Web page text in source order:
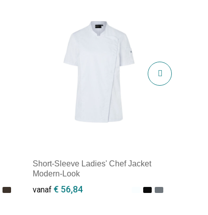
Short-Sleeve Ladies' Chef Jacket
Modern-Look
vanaf € 56,84